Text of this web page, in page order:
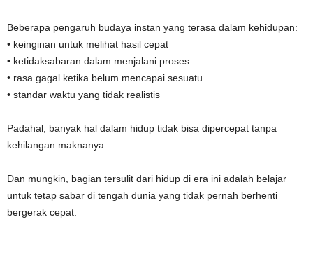
Beberapa pengaruh budaya instan yang terasa dalam kehidupan:
• keinginan untuk melihat hasil cepat
• ketidaksabaran dalam menjalani proses
• rasa gagal ketika belum mencapai sesuatu
• standar waktu yang tidak realistis
Padahal, banyak hal dalam hidup tidak bisa dipercepat tanpa
kehilangan maknanya.
Dan mungkin, bagian tersulit dari hidup di era ini adalah belajar
untuk tetap sabar di tengah dunia yang tidak pernah berhenti
bergerak cepat.